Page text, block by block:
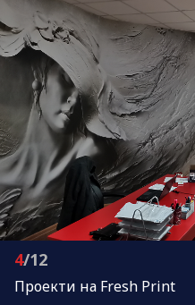
4/12
Проeкти на Fresh Print